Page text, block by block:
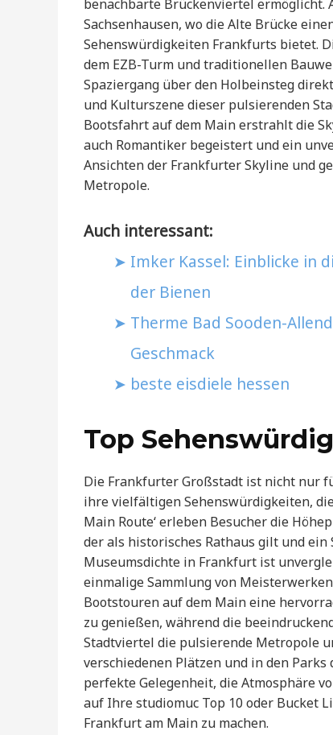
benachbarte Brückenviertel ermöglicht.
Sachsenhausen, wo die Alte Brücke
Sehenswürdigkeiten Frankfurts bietet.
dem EZB-Turm und traditionellen
Spaziergang über den Holbeinsteg
und Kulturszene dieser pulsierenden
Bootsfahrt auf dem Main erstrahlt die
auch Romantiker begeistert und ein
Ansichten der Frankfurter Skyline und
Metropole.
Auch interessant:
Imker Kassel: Einblicke in
der Bienen
Therme Bad Sooden-
Geschmack
beste eisdiele hessen
Top
Die Frankfurter Großstadt ist nicht nur
ihre vielfältigen Sehenswürdigkeiten,
Main Route‘ erleben Besucher die
der als historisches Rathaus gilt und
Museumsdichte in Frankfurt ist
einmalige Sammlung von
Bootstouren auf dem Main eine
zu genießen, während die
Stadtviertel die pulsierende Metropole
verschiedenen Plätzen und in den
perfekte Gelegenheit, die Atmosphäre
auf Ihre studiomuc Top 10 oder Bucket
Frankfurt am Main zu machen.